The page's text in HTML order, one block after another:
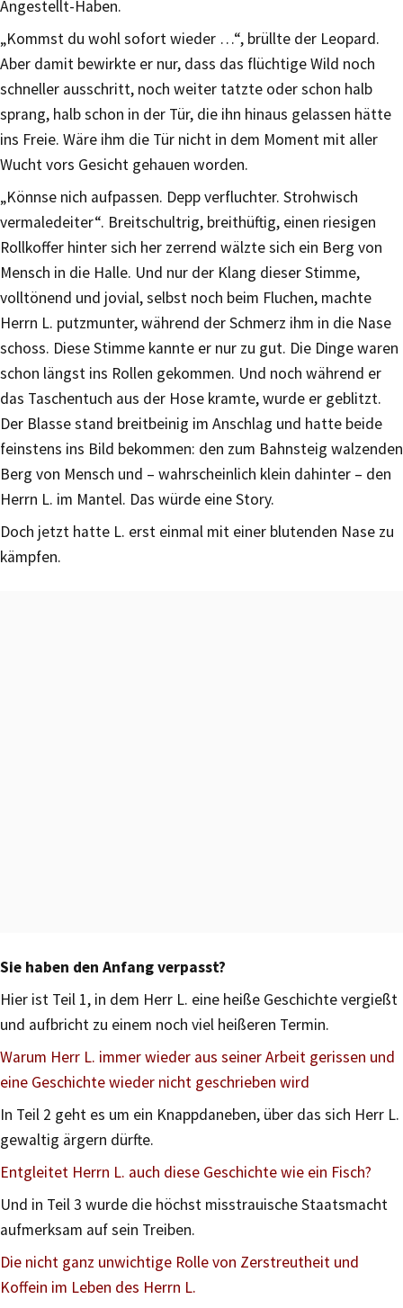
Angestellt-Haben.
„Kommst du wohl sofort wieder …“, brüllte der Leopard.
Aber damit bewirkte er nur, dass das flüchtige Wild noch
schneller ausschritt, noch weiter tatzte oder schon halb
sprang, halb schon in der Tür, die ihn hinaus gelassen hätte
ins Freie. Wäre ihm die Tür nicht in dem Moment mit aller
Wucht vors Gesicht gehauen worden.
„Könnse nich aufpassen. Depp verfluchter. Strohwisch
vermaledeiter“. Breitschultrig, breithüftig, einen riesigen
Rollkoffer hinter sich her zerrend wälzte sich ein Berg von
Mensch in die Halle. Und nur der Klang dieser Stimme,
volltönend und jovial, selbst noch beim Fluchen, machte
Herrn L. putzmunter, während der Schmerz ihm in die Nase
schoss. Diese Stimme kannte er nur zu gut. Die Dinge waren
schon längst ins Rollen gekommen. Und noch während er
das Taschentuch aus der Hose kramte, wurde er geblitzt.
Der Blasse stand breitbeinig im Anschlag und hatte beide
feinstens ins Bild bekommen: den zum Bahnsteig walzenden
Berg von Mensch und – wahrscheinlich klein dahinter – den
Herrn L. im Mantel. Das würde eine Story.
Doch jetzt hatte L. erst einmal mit einer blutenden Nase zu
kämpfen.
Sie haben den Anfang verpasst?
Hier ist Teil 1, in dem Herr L. eine heiße Geschichte vergießt
und aufbricht zu einem noch viel heißeren Termin.
Warum Herr L. immer wieder aus seiner Arbeit gerissen und
eine Geschichte wieder nicht geschrieben wird
In Teil 2 geht es um ein Knappdaneben, über das sich Herr L.
gewaltig ärgern dürfte.
Entgleitet Herrn L. auch diese Geschichte wie ein Fisch?
Und in Teil 3 wurde die höchst misstrauische Staatsmacht
aufmerksam auf sein Treiben.
Die nicht ganz unwichtige Rolle von Zerstreutheit und
Koffein im Leben des Herrn L.